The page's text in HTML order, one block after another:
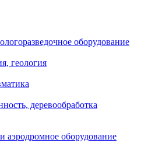
оборудование
геология
деревообработка
оборудование